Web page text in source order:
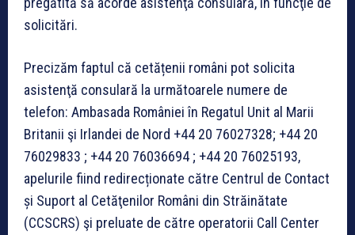
solicitări.
Precizăm faptul că cetățenii români pot solicita
asistenţă consulară la următoarele numere de
telefon: Ambasada României în Regatul Unit al Marii
Britanii şi Irlandei de Nord ‪+44 20 76027328; ‪+44 20
76029833 ; ‪+44 20 76036694 ; ‪+44 20 76025193,
apelurile fiind redirecționate către Centrul de Contact
și Suport al Cetăţenilor Români din Străinătate
(CCSCRS) şi preluate de către operatorii Call Center